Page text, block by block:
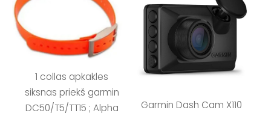
1 collas apkakles
siksnas priekš garmin
DC50/T5/TT15 ; Alpha
Garmin Dash Cam X110